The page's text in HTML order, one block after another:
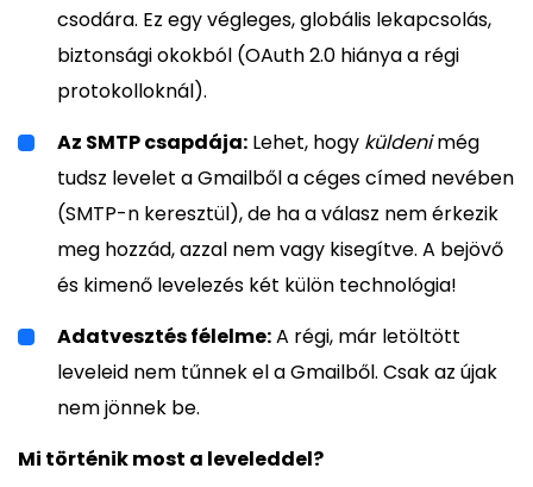
csodára. Ez egy végleges, globális lekapcsolás,
biztonsági okokból (OAuth 2.0 hiánya a régi
protokolloknál).
Az SMTP csapdája: Lehet, hogy küldenimég
tudsz levelet a Gmailből a céges címed nevében
(SMTP-n keresztül), de ha a válasz nem érkezik
meg hozzád, azzal nem vagy kisegítve. A bejövő
és kimenő levelezés két külön technológia!
Adatvesztés félelme:A régi, már letöltött
leveleid nem tűnnek el a Gmailből. Csak az újak
nem jönnek be.
Mi történik most a leveleddel?